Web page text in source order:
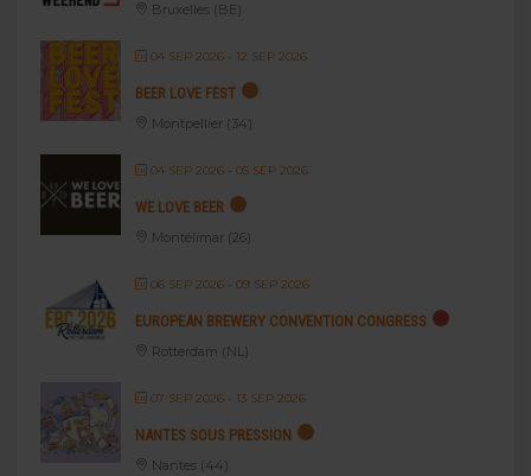
Bruxelles (BE)
04 SEP 2026- 12 SEP 2026
BEER LOVE FEST
Montpellier (34)
04 SEP 2026- 05 SEP 2026
WE LOVE BEER
Montélimar (26)
06 SEP 2026- 09 SEP 2026
EUROPEAN BREWERY CONVENTION CONGRESS
Rotterdam (NL)
07 SEP 2026- 13 SEP 2026
NANTES SOUS PRESSION
Nantes (44)